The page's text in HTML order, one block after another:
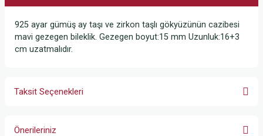
925 ayar gümüş ay taşı ve zirkon taşlı gökyüzünün cazibesi
mavi gezegen bileklik. Gezegen boyut:15 mm Uzunluk:16+3
cm uzatmalıdır.
Taksit Seçenekleri
Önerileriniz